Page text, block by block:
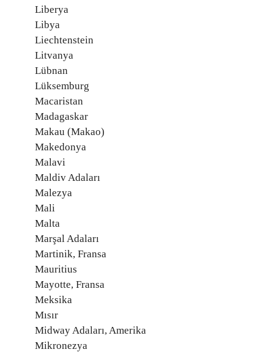
Liberya
Libya
Liechtenstein
Litvanya
Lübnan
Lüksemburg
Macaristan
Madagaskar
Makau (Makao)
Makedonya
Malavi
Maldiv Adaları
Malezya
Mali
Malta
Marşal Adaları
Martinik, Fransa
Mauritius
Mayotte, Fransa
Meksika
Mısır
Midway Adaları, Amerika
Mikronezya